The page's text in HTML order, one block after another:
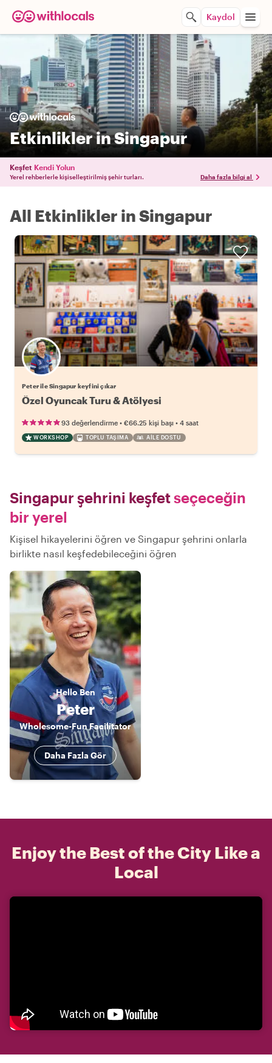
Kaydol
Etkinlikler in Singapur
Keşfet Kendi Yolun
Yerel rehberlerle kişiselleştirilmiş şehir turları. Daha fazla bilgi al
All Etkinlikler in Singapur
Peter ile Singapur keyfini çıkar
Özel Oyuncak Turu & Atölyesi
93 değerlendirme • €66.25 kişi başı • 4 saat
WORKSHOP TOPLU TAŞIMA AILE DOSTU
Singapur şehrini keşfetseçeceğin
bir yerel
Kişisel hikayelerini öğren ve Singapur şehrini onlarla
birlikte nasıl keşfedebileceğini öğren
HelloBen
Peter
Wholesome-Fun Facilitator
Daha Fazla Gör
Enjoy the Best of the City Like a
Local